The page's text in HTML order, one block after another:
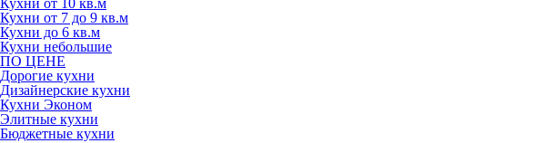
Кухни от 10 кв.м
Кухни от 7 до 9 кв.м
Кухни до 6 кв.м
Кухни небольшие
ПО ЦЕНЕ
Дорогие кухни
Дизайнерские кухни
Кухни Эконом
Элитные кухни
Бюджетные кухни